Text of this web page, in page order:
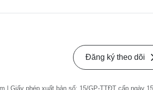
Đăng ký theo dõi
Giấy phép xuất bản số: 15/GP-TTĐT cấp ngày